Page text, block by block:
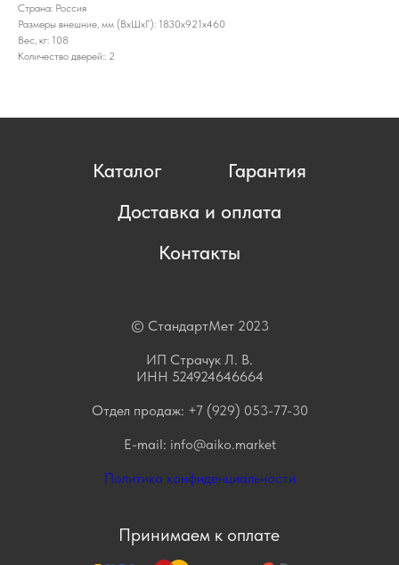
Страна: Россия
Размеры внешние, мм (ВхШхГ): 1830x921x460
Вес, кг: 108
Количество дверей:: 2
Каталог
Гарантия
Доставка и оплата
Контакты
© СтандартМет 2023
ИП Страчук Л. В.
ИНН 524924646664
Отдел продаж: +7 (929) 053-77-30
E-mail: info@aiko.market
Политика конфиденциальности
Принимаем к оплате